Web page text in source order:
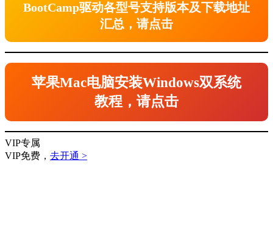
BootCamp驱动各型号支持版本及下载地址
汇总，请点击
苹果Mac电脑安装Windows双系统
教程，请点击
VIP专属
VIP免费， 去开通 >